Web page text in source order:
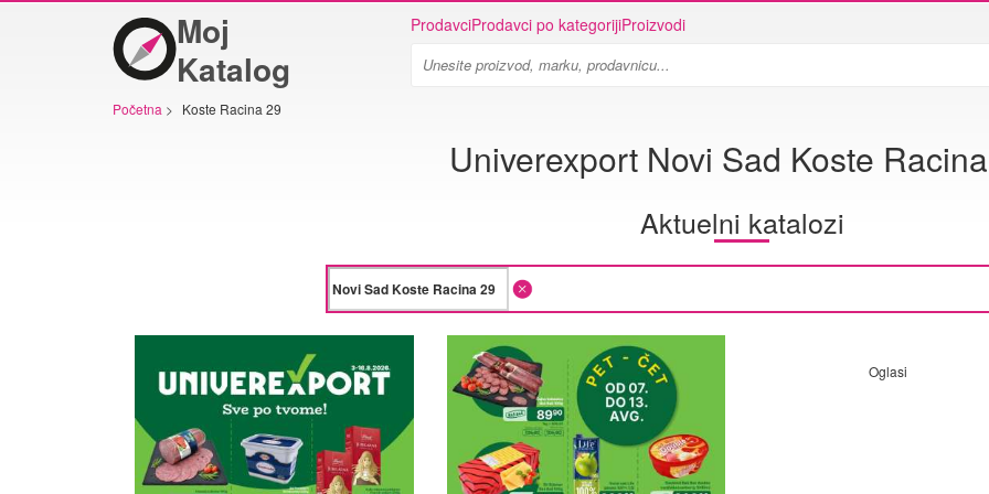
Moj
Katalog
ProdavciProdavci po kategorijiProizvodi
Početna > Koste Racina 29
Univerexport Novi Sad Koste
Aktuelni katalozi
Oglasi